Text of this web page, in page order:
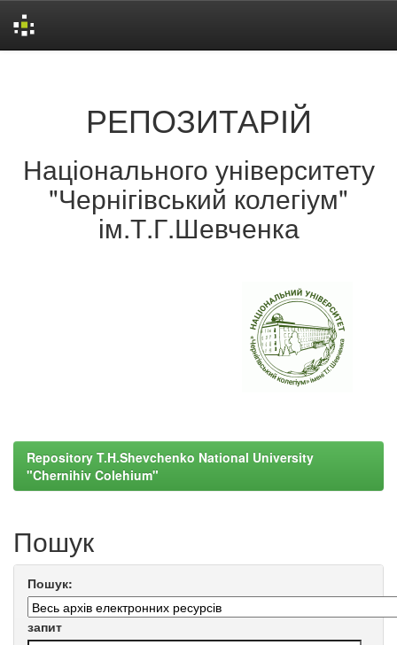
РЕПОЗИТАРІЙ
Національного університету
"Чернігівський колегіум"
ім.Т.Г.Шевченка
Repository T.H.Shevchenko National University
"Chernihiv Colehium"
Пошук
Пошук:
запит